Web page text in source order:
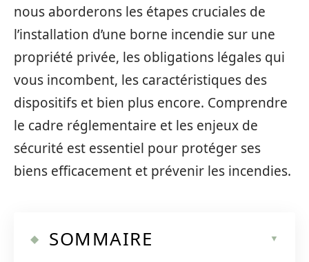
nous aborderons les étapes cruciales de
l’installation d’une borne incendie sur une
propriété privée, les obligations légales qui
vous incombent, les caractéristiques des
dispositifs et bien plus encore. Comprendre
le cadre réglementaire et les enjeux de
sécurité est essentiel pour protéger ses
biens efficacement et prévenir les incendies.
SOMMAIRE